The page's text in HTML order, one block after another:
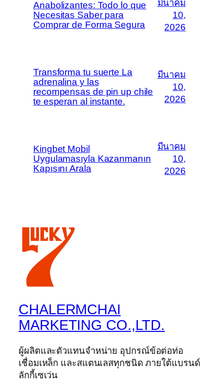
Anabolizantes: Todo lo que
Necesitas Saber para
Comprar de Forma Segura
มีนาคม
10,
2026
Transforma tu suerte La
adrenalina y las
recompensas de pin up chile
te esperan al instante.
มีนาคม
10,
2026
Kingbet Mobil
Uygulamasıyla Kazanmanın
Kapısını Arala
มีนาคม
10,
2026
CHALERMCHAI
MARKETING CO.,LTD.
ผู้ผลิตและตัวแทนจำหน่าย อุปกรณ์ข้อต่อท่อ
เชื่อมเหล็ก และสแตนเลสทุกชนิด ภายใต้แบรนด์
ลักกี้เซเว่น